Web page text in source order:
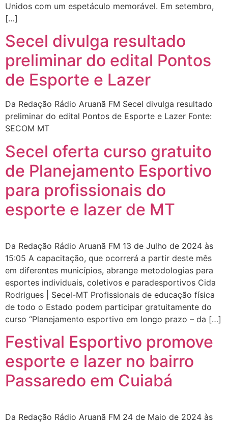
Unidos com um espetáculo memorável. Em setembro,
[…]
Secel divulga resultado
preliminar do edital Pontos
de Esporte e Lazer
Da Redação Rádio Aruanã FM Secel divulga resultado
preliminar do edital Pontos de Esporte e Lazer Fonte:
SECOM MT
Secel oferta curso gratuito
de Planejamento Esportivo
para profissionais do
esporte e lazer de MT
Da Redação Rádio Aruanã FM 13 de Julho de 2024 às
15:05 A capacitação, que ocorrerá a partir deste mês
em diferentes municípios, abrange metodologias para
esportes individuais, coletivos e paradesportivos Cida
Rodrigues | Secel-MT Profissionais de educação física
de todo o Estado podem participar gratuitamente do
curso “Planejamento esportivo em longo prazo – da […]
Festival Esportivo promove
esporte e lazer no bairro
Passaredo em Cuiabá
Da Redação Rádio Aruanã FM 24 de Maio de 2024 às